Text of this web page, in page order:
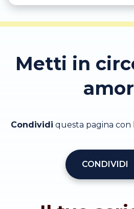
Metti in
Condividi questa pagina con
CONDIVIDI